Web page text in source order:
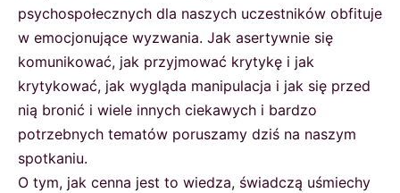
psychospołecznych dla naszych uczestników obfituje
w emocjonujące wyzwania. Jak asertywnie się
komunikować, jak przyjmować krytykę i jak
krytykować, jak wygląda manipulacja i jak się przed
nią bronić i wiele innych ciekawych i bardzo
potrzebnych tematów poruszamy dziś na naszym
spotkaniu.
O tym, jak cenna jest to wiedza, świadczą uśmiechy